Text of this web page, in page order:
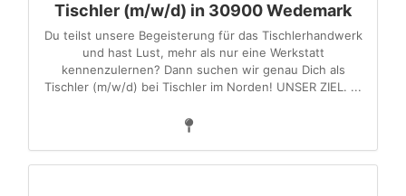
Tischler (m/w/d) in 30900 Wedemark
Du teilst unsere Begeisterung für das Tischlerhandwerk
und hast Lust, mehr als nur eine Werkstatt
kennenzulernen? Dann suchen wir genau Dich als
Tischler (m/w/d) bei Tischler im Norden! UNSER ZIEL. ...